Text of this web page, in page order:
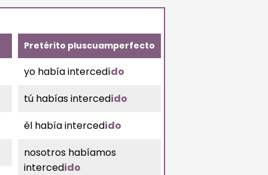
Pretérito pluscuamperfecto
yo había intercedido
tú habías intercedido
él había intercedido
nosotros habíamos
intercedido